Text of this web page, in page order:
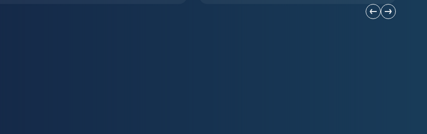
Попередній